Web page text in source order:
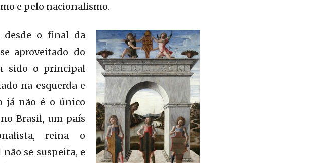
e pelo nacionalismo.
o final da
aproveitado do
sido o principal
na esquerda e
já não é o único
Brasil, um país
reina o
se suspeita, e